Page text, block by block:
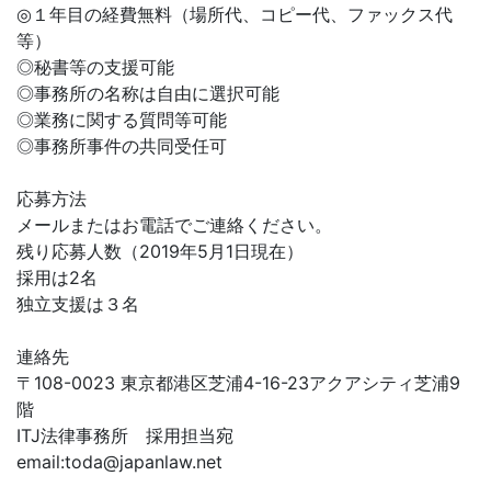
◎１年目の経費無料（場所代、コピー代、ファックス代
等）
◎秘書等の支援可能
◎事務所の名称は自由に選択可能
◎業務に関する質問等可能
◎事務所事件の共同受任可
応募方法
メールまたはお電話でご連絡ください。
残り応募人数（2019年5月1日現在）
採用は2名
独立支援は３名
連絡先
〒108-0023 東京都港区芝浦4-16-23アクアシティ芝浦9
階
ITJ法律事務所 採用担当宛
email:toda@japanlaw.net